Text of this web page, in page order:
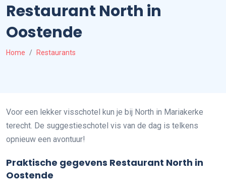
Restaurant North in
Oostende
Home Restaurants
Voor een lekker visschotel kun je bij North in Mariakerke
terecht. De suggestieschotel vis van de dag is telkens
opnieuw een avontuur!
Praktische gegevens Restaurant North in
Oostende